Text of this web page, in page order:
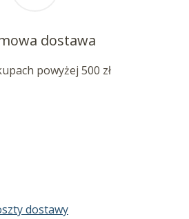
dostawa
powyżej 500 zł
dostawy